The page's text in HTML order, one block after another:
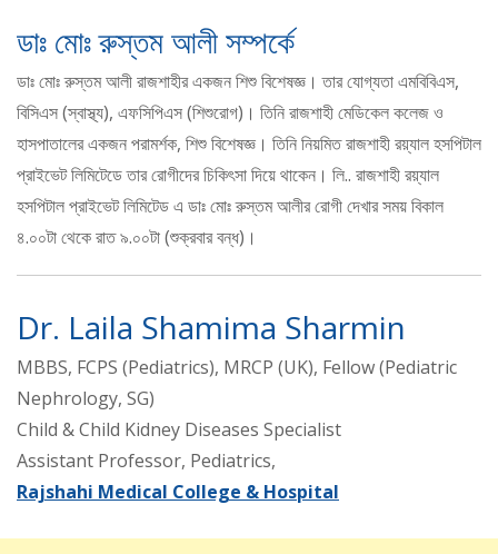
ডাঃ মোঃ রুস্তম আলী সম্পর্কে
ডাঃ মোঃ রুস্তম আলী রাজশাহীর একজন শিশু বিশেষজ্ঞ। তার যোগ্যতা এমবিবিএস,
বিসিএস (স্বাস্থ্য), এফসিপিএস (শিশুরোগ)। তিনি রাজশাহী মেডিকেল কলেজ ও
হাসপাতালের একজন পরামর্শক, শিশু বিশেষজ্ঞ। তিনি নিয়মিত রাজশাহী রয়্যাল হসপিটাল
প্রাইভেট লিমিটেডে তার রোগীদের চিকিৎসা দিয়ে থাকেন। লি.. রাজশাহী রয়্যাল
হসপিটাল প্রাইভেট লিমিটেড এ ডাঃ মোঃ রুস্তম আলীর রোগী দেখার সময় বিকাল
৪.০০টা থেকে রাত ৯.০০টা (শুক্রবার বন্ধ)।
Dr. Laila Shamima Sharmin
MBBS, FCPS (Pediatrics), MRCP (UK), Fellow (Pediatric
Nephrology, SG)
Child & Child Kidney Diseases Specialist
Assistant Professor, Pediatrics,
Rajshahi Medical College & Hospital